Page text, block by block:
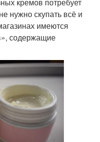
кремов потребует
нужно скупать всё и
имеются
содержащие